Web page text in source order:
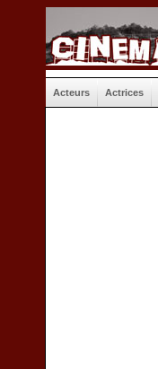
Acteurs Actrices